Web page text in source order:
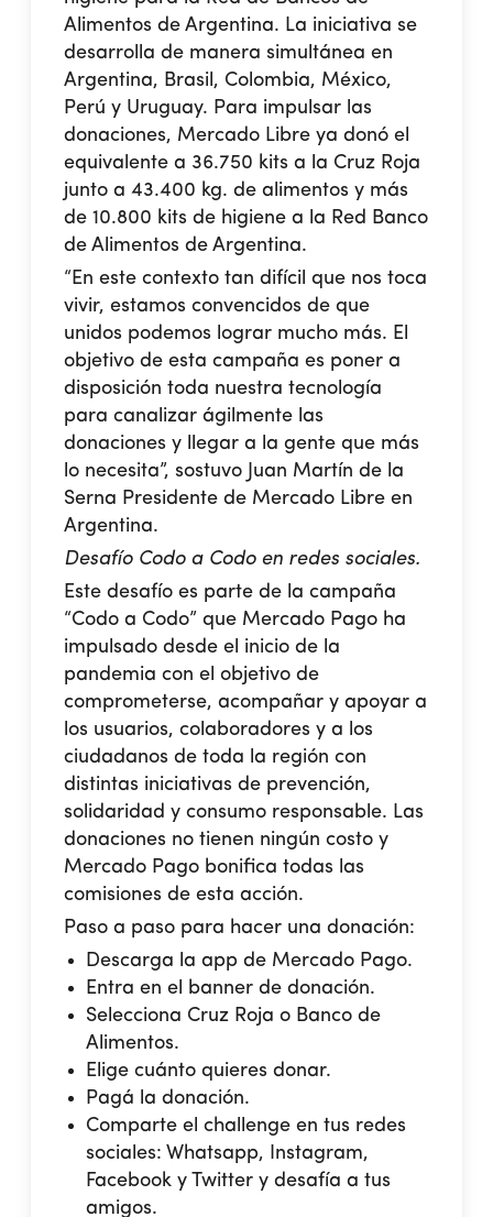
Alimentos de Argentina. La iniciativa se
desarrolla de manera simultánea en
Argentina, Brasil, Colombia, México,
Perú y Uruguay. Para impulsar las
donaciones, Mercado Libre ya donó el
equivalente a 36.750 kits a la Cruz Roja
junto a 43.400 kg. de alimentos y más
de 10.800 kits de higiene a la Red Banco
de Alimentos de Argentina.
“En este contexto tan difícil que nos toca
vivir, estamos convencidos de que
unidos podemos lograr mucho más. El
objetivo de esta campaña es poner a
disposición toda nuestra tecnología
para canalizar ágilmente las
donaciones y llegar a la gente que más
lo necesita”, sostuvo Juan Martín de la
Serna Presidente de Mercado Libre en
Argentina.
Desafío Codo a Codo en redes sociales.
Este desafío es parte de la campaña
“Codo a Codo” que Mercado Pago ha
impulsado desde el inicio de la
pandemia con el objetivo de
comprometerse, acompañar y apoyar a
los usuarios, colaboradores y a los
ciudadanos de toda la región con
distintas iniciativas de prevención,
solidaridad y consumo responsable. Las
donaciones no tienen ningún costo y
Mercado Pago bonifica todas las
comisiones de esta acción.
Paso a paso para hacer una donación:
Descarga la app de Mercado Pago.
Entra en el banner de donación.
Selecciona Cruz Roja o Banco de
Alimentos.
Elige cuánto quieres donar.
Pagá la donación.
Comparte el challenge en tus redes
sociales: Whatsapp, Instagram,
Facebook y Twitter y desafía a tus
amigos.